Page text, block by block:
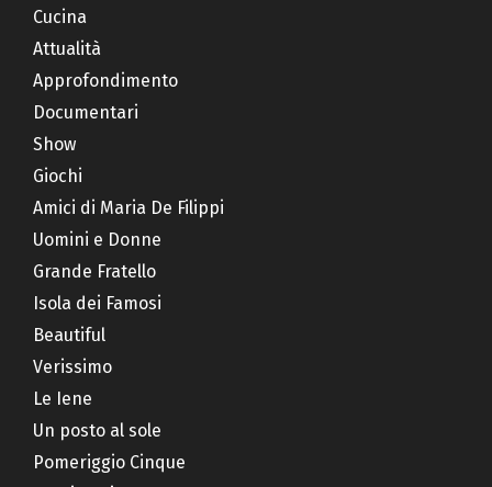
Cucina
Attualità
Approfondimento
Documentari
Show
Giochi
Amici di Maria De Filippi
Uomini e Donne
Grande Fratello
Isola dei Famosi
Beautiful
Verissimo
Le Iene
Un posto al sole
Pomeriggio Cinque